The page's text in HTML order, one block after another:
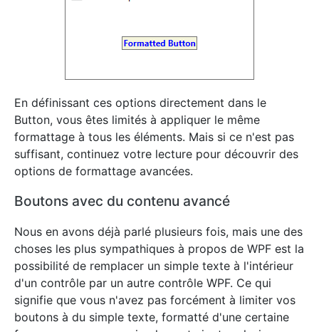
En définissant ces options directement dans le
Button, vous êtes limités à appliquer le même
formattage à tous les éléments. Mais si ce n'est pas
suffisant, continuez votre lecture pour découvrir des
options de formattage avancées.
Boutons avec du contenu avancé
Nous en avons déjà parlé plusieurs fois, mais une des
choses les plus sympathiques à propos de WPF est la
possibilité de remplacer un simple texte à l'intérieur
d'un contrôle par un autre contrôle WPF. Ce qui
signifie que vous n'avez pas forcément à limiter vos
boutons à du simple texte, formatté d'une certaine